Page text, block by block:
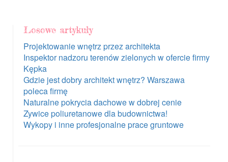
Losowe artykuły
Projektowanie wnętrz przez architekta
Inspektor nadzoru terenów zielonych w ofercie firmy
Kępka
Gdzie jest dobry architekt wnętrz? Warszawa
poleca firmę
Naturalne pokrycia dachowe w dobrej cenie
Zywice poliuretanowe dla budownictwa!
Wykopy i inne profesjonalne prace gruntowe